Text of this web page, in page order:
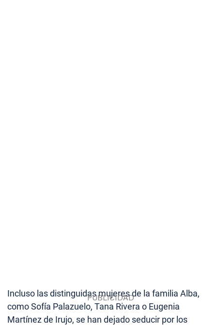
Incluso las distinguidas mujeres de la familia Alba,
como Sofía Palazuelo, Tana Rivera o Eugenia
Martínez de Irujo, se han dejado seducir por los